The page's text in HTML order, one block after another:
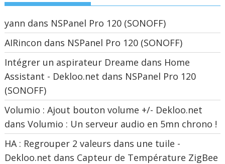
yann dans NSPanel Pro 120 (SONOFF)
AIRincon dans NSPanel Pro 120 (SONOFF)
Intégrer un aspirateur Dreame dans Home
Assistant - Dekloo.net dans NSPanel Pro 120
(SONOFF)
Volumio : Ajout bouton volume +/- Dekloo.net
dansVolumio : Un serveur audio en 5mn chrono !
HA : Regrouper 2 valeurs dans une tuile -
Dekloo.net dans Capteur de Température ZigBee